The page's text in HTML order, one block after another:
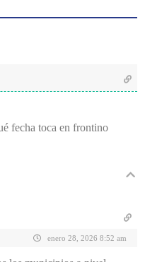
fecha toca en frontino
enero 28, 2026 8:52 am